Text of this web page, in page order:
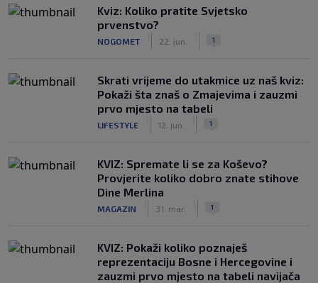
Kviz: Koliko pratite Svjetsko
prvenstvo?
NOGOMET 22. jun. 1
Skrati vrijeme do utakmice uz naš kviz:
Pokaži šta znaš o Zmajevima i zauzmi
prvo mjesto na tabeli
LIFESTYLE 12. jun. 1
KVIZ: Spremate li se za Koševo?
Provjerite koliko dobro znate stihove
Dine Merlina
MAGAZIN 31. mar. 1
KVIZ: Pokaži koliko poznaješ
reprezentaciju Bosne i Hercegovine i
zauzmi prvo mjesto na tabeli navijača